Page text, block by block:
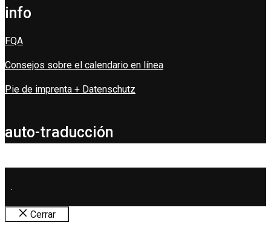
info
FQA
Consejos sobre el calendario en línea
Pie de imprenta + Datenschutz
auto-traducción
.
Cerrar